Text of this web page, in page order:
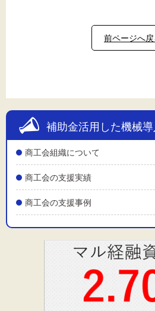
補助金活用した機械
商工会組織について
商工会の支援実績
商工会の支援事例
前ページへ戻